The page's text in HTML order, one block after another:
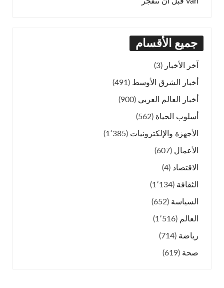
جميع الأقسام
آخر الأخبار (3)
أخبار الشرق الأوسط (491)
أخبار العالم العربي (900)
أسلوب الحياة (562)
الأجهزة والإلكترونيات (1٬385)
الأعمال (607)
الاقتصاد (4)
الثقافة (1٬134)
السياسة (652)
العالم (1٬516)
رياضة (714)
صحة (619)